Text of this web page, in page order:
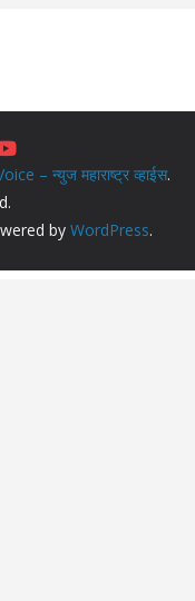
– न्युज महाराष्ट्र व्हाईस.
by WordPress.